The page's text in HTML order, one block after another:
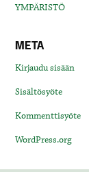
YMPÄRISTÖ
META
Kirjaudu sisään
Sisältösyöte
Kommenttisyöte
WordPress.org